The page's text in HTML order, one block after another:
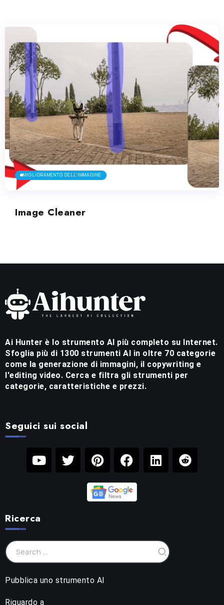
MIGLIORAMENTO DELL'IMMAGINE
Image Cleaner
Ai Hunter è lo strumento AI più completo su Internet.
Sfoglia più di 1300 strumenti AI in oltre 70 categorie
come la generazione di immagini, il copywriting e
l'editing video. Cerca e filtra gli strumenti per
categorie, caratteristiche e prezzi.
Seguici sui social
Ricerca
Pubblica uno strumento AI
Riguardo a